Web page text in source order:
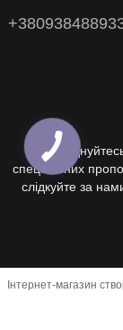
спеціальних
слідкуйте за
Інтернет-магазин